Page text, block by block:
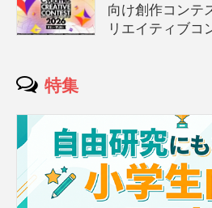
向け創作コンテ
リエイティブコ
特集